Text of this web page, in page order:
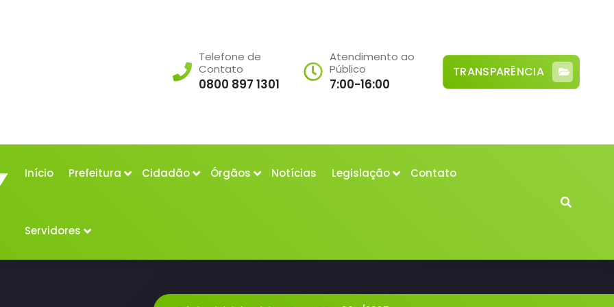
Telefone de
Contato
0800 897 1301
Atendimento ao
Público
7:00-16:00
TRANSPARÊNCIA
Início Prefeitura Cidadão Órgãos Notícias Legislação Contato
Servidores